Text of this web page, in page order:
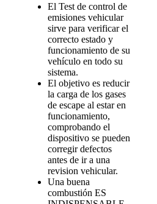
El Test de control de
emisiones vehicular
sirve para verificar el
correcto estado y
funcionamiento de su
vehículo en todo su
sistema.
El objetivo es reducir
la carga de los gases
de escape al estar en
funcionamiento,
comprobando el
dispositivo se pueden
corregir defectos
antes de ir a una
revision vehicular.
Una buena
combustión ES